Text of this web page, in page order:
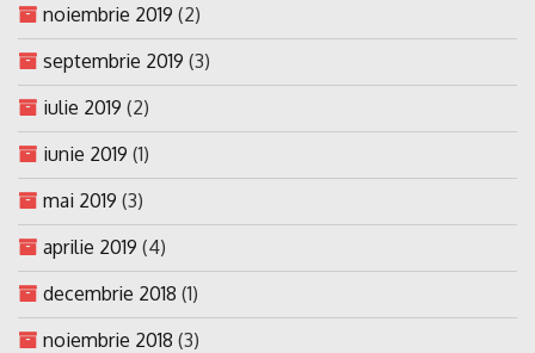
noiembrie 2019 (2)
septembrie 2019 (3)
iulie 2019 (2)
iunie 2019 (1)
mai 2019 (3)
aprilie 2019 (4)
decembrie 2018 (1)
noiembrie 2018 (3)